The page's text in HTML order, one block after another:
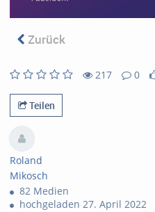
Zurück
217
views
0
Kommentare
likes
favoritesTeilen
Roland
Mikosch
82 Medien
hochgeladen 27. April 2022